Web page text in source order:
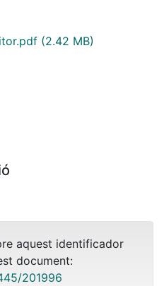
(2.42 MB)
aquest identificador
document:
201996